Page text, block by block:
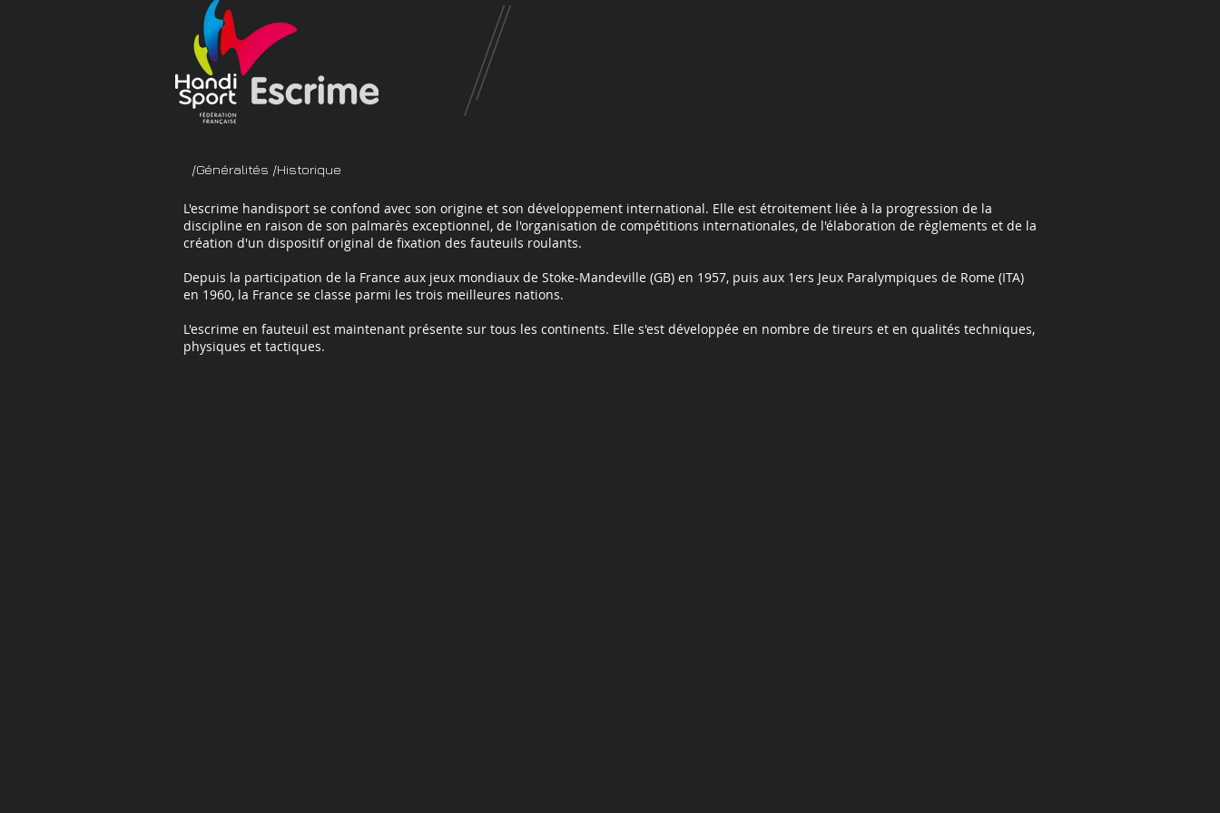
/Généralités /Historique
L'escrime handisport se confond avec son origine et son développement international. Elle est étroitement liée à la progression de la
discipline en raison de son palmarès exceptionnel, de l'organisation de compétitions internationales, de l'élaboration de règlements et de la
création d'un dispositif original de fixation des fauteuils roulants.
Depuis la participation de la France aux jeux mondiaux de Stoke-Mandeville (GB) en 1957, puis aux 1ers Jeux Paralympiques de Rome (ITA)
en 1960, la France se classe parmi les trois meilleures nations.
L'escrime en fauteuil est maintenant présente sur tous les continents. Elle s'est développée en nombre de tireurs et en qualités techniques,
physiques et tactiques.